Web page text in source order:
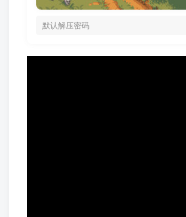
默认解压密码